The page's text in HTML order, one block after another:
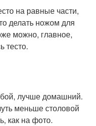
на равные части,
делать ножом для
можно, главное,
тесто.
лучше домашний.
меньше столовой
как на фото.